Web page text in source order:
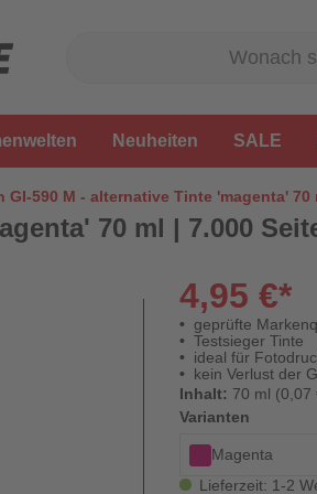
Neuheiten SALE
GI-590 M - alternative Tinte 'magenta'
70 ml | 7.000
4,95 €*
geprüfte
Testsieger Tinte
ideal für
kein Verlust der
Inhalt: 70 ml (0,07
Varianten
Magenta
Lieferzeit: 1-2